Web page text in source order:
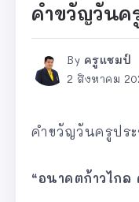
คำขวัญวันค
By ครูแชมป์
2 สิงหาคม
คำขวัญวันครูประ
“อนาคตก้าวไก